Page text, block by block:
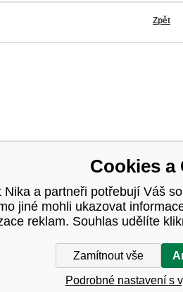
Zpět
Cookies a
Nika a partneři potřebují Váš
jiné mohli ukazovat
reklam. Souhlas udělíte
Zamítnout vše
Podrobné nastavení s